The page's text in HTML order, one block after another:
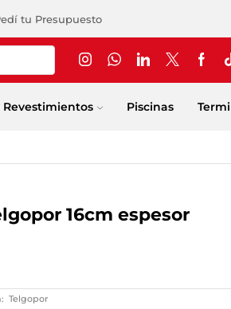
tu Presupuesto
Revestimientos Piscinas
16cm espesor
Telgopor